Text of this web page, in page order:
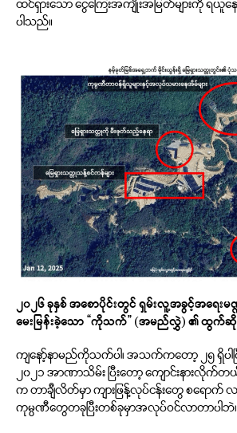
ထင်ရှားသော ငွေကြေးအကျိုးအမြတ်များကို ရယူ
ပါသည်။
၂၀၂၆ ခုနှစ် အစောပိုင်းတွင် ရှမ်းလူ့အခွင့်အရေးမ
မေးမြန်းခဲ့သော “ကိုသက်” (အမည်လွှဲ) ၏ ထွက်
ကျနော့်နာမည်ကိုသက်ပါ၊ အသက်ကတော့ ၂၅ ရှိပါပ
၂၀၂၁ အာဏာသိမ်း ပြီးတော့ ကျောင်းနားလိုက်
က တာချီလိတ်မှာ ကျားဖြန့်လုပ်ငန်းတွေ စရေ
ကုမ္ပဏီတွေတခုပြီးတစ်ခုမှာအလုပ်ဝင်လာတာပါဘဲ